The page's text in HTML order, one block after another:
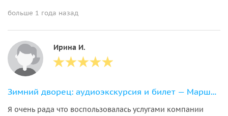
больше 1 года назад
Ирина И.
Зимний дворец: аудиоэкскурсия и билет — Маршрут 1
Я очень рада что воспользовалась услугами компании